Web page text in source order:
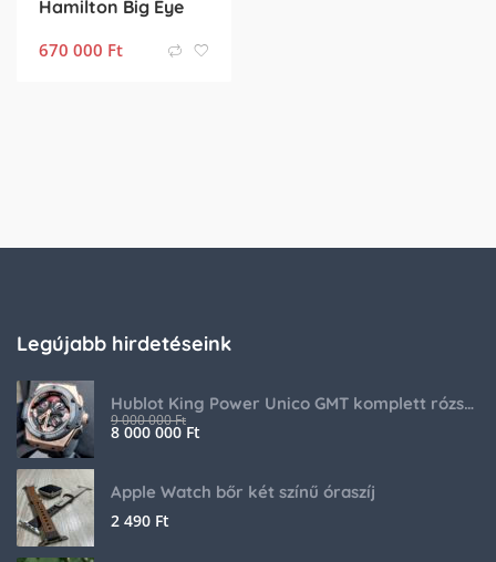
Hamilton Big Eye
670 000 Ft
Legújabb hirdetéseink
Hublot King Power Unico GMT komplett rózsaarany
9 000 000Ft
8 000 000Ft
Apple Watch bőr két színű óraszíj
2 490 Ft